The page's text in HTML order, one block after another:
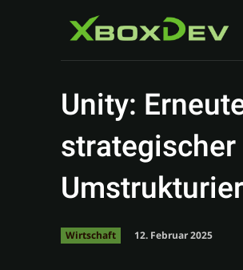
Unity:
Wirtschaft 12. Februar 2025